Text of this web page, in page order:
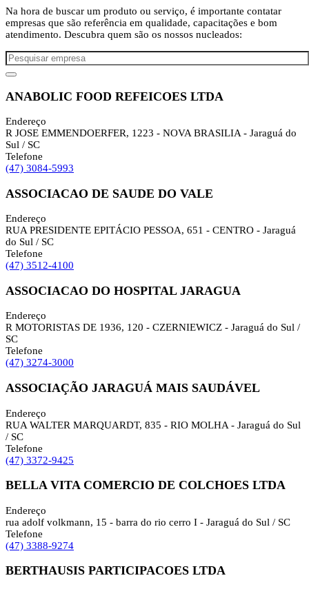
Na hora de buscar um produto ou serviço, é importante contatar
empresas que são referência em qualidade, capacitações e bom
atendimento. Descubra quem são os nossos nucleados:
ANABOLIC FOOD REFEICOES LTDA
Endereço
R JOSE EMMENDOERFER, 1223 - NOVA BRASILIA - Jaraguá do
Sul / SC
Telefone
(47) 3084-5993
ASSOCIACAO DE SAUDE DO VALE
Endereço
RUA PRESIDENTE EPITÁCIO PESSOA, 651 - CENTRO - Jaraguá
do Sul / SC
Telefone
(47) 3512-4100
ASSOCIACAO DO HOSPITAL JARAGUA
Endereço
R MOTORISTAS DE 1936, 120 - CZERNIEWICZ - Jaraguá do Sul /
SC
Telefone
(47) 3274-3000
ASSOCIAÇÃO JARAGUÁ MAIS SAUDÁVEL
Endereço
RUA WALTER MARQUARDT, 835 - RIO MOLHA - Jaraguá do Sul
/ SC
Telefone
(47) 3372-9425
BELLA VITA COMERCIO DE COLCHOES LTDA
Endereço
rua adolf volkmann, 15 - barra do rio cerro I - Jaraguá do Sul / SC
Telefone
(47) 3388-9274
BERTHAUSIS PARTICIPACOES LTDA